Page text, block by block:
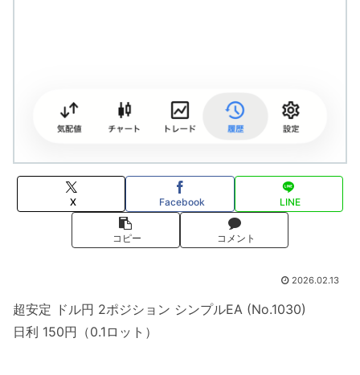
X Facebook LINE
コピー コメント
2026.02.13
超安定 ドル円 2ポジション シンプルEA (No.1030)
日利 150円（0.1ロット）